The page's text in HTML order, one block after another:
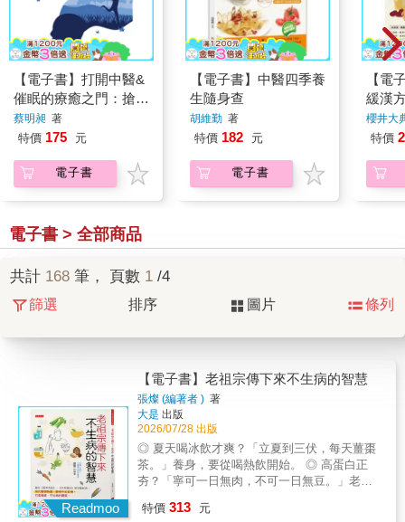
【電子書】打開中醫&
催眠的療癒之門：搶占
「斜槓人生」第一排
蔡明昶 著
特價 175 元
電子書
【電子書】中醫四季養
生隨身查
胡維勤 著
特價 182 元
電子書
【電
緩漢
櫻井大
特價
電子書 > 全部商品
共計 168 筆， 頁數 1 /4
篩選 排序 圖片 條列
Readmoo
【電子書】老祖宗傳下來不生病的智慧
張燦 (編著者 ) 著
大是 出版
2026/07/28 出版
◎ 夏天喝冰飲才爽？「立夏到三伏，每天薑棗
茶。」養身，要從喝熱飲開始。 ◎ 高蛋白正
夯？「寧可一日無肉，不可一日無豆。」老祖
配溫水刷牙，能健牙固齒。 ◎ 易脹氣？「吃飯
特價 313 元